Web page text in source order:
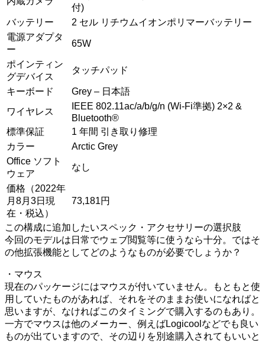
付)
バッテリー
2 セル リチウムイオンポリマーバッテリー
電源アダプタ
ー
65W
ポインティン
グデバイス
タッチパッド
キーボード
Grey – 日本語
ワイヤレス
IEEE 802.11ac/a/b/g/n (Wi-Fi準拠) 2×2 &
Bluetooth®
標準保証
1 年間 引き取り修理
カラー
Arctic Grey
Office ソフト
ウェア
なし
価格（2022年
月8月3日現
在・税込）
73,181円
この構成に追加したいスペック・アクセサリーの選択肢
今回のモデルは日常でウェブ閲覧等に使うなら十分。ではそ
の他拡張機能としてどのようなものが必要でしょうか？
・マウス
現在のパッケージにはマウスが付いていません。もともと使
用していたものがあれば、それをそのままお使いになればと
思いますが、なければこのタイミングで購入するのもあり。
一方でマウスは他のメーカー、例えばLogicoolなどでも良い
ものが出ていますので、その辺りを別途購入されてもいいと